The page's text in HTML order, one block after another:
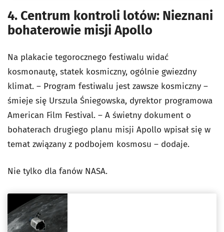
4. Centrum kontroli lotów: Nieznani
bohaterowie misji Apollo
Na plakacie tegorocznego festiwalu widać
kosmonautę, statek kosmiczny, ogólnie gwiezdny
klimat. – Program festiwalu jest zawsze kosmiczny –
śmieje się Urszula Śniegowska, dyrektor programowa
American Film Festival. – A świetny dokument o
bohaterach drugiego planu misji Apollo wpisał się w
temat związany z podbojem kosmosu – dodaje.
Nie tylko dla fanów NASA.